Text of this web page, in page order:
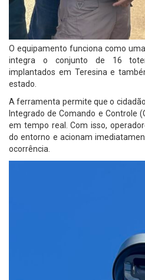
O equipamento funciona como
integra o conjunto de 16
implantados em Teresina e
estado.
A ferramenta permite que o
Integrado de Comando e Controle
em tempo real. Com isso,
do entorno e acionam
ocorrência.